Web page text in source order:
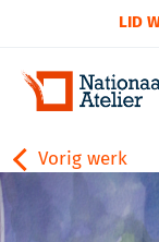
LID
Vorig werk